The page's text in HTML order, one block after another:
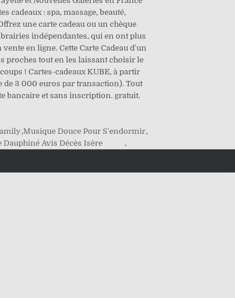
cadeaux : spa, massage, beauté,
une carte cadeau ou un chèque
indépendantes, qui en ont plus
en ligne. Cette Carte Cadeau d'un
proches tout en les laissant choisir le
! Cartes-cadeaux KUBE, à partir
de 3 000 euros par transaction). Tout
bancaire et sans inscription. gratuit.
,Musique Douce Pour S'endormir,
Dauphiné Avis Décès Isère ,